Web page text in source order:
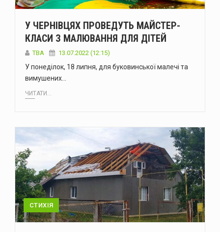
У ЧЕРНІВЦЯХ ПРОВЕДУТЬ МАЙСТЕР-
КЛАСИ З МАЛЮВАННЯ ДЛЯ ДІТЕЙ
TBA 13.07.2022 (12:15)
У понеділок, 18 липня, для буковинської малечі та
вимушених…
ЧИТАТИ...
СТИХІЯ